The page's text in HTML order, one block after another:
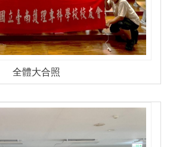
全體大合照